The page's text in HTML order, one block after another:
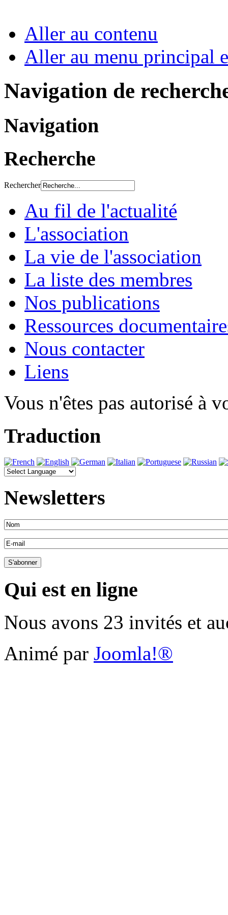
Aller au contenu
Aller au menu principal
Navigation de
Navigation
Recherche
Rechercher
Au fil de l'actualité
L'association
La vie de l'association
La liste des membres
Nos publications
Ressources
Nous contacter
Liens
Vous n'êtes pas autorisé à
Traduction
Newsletters
Qui est en ligne
Nous avons 23 invités et
Animé par Joomla!®